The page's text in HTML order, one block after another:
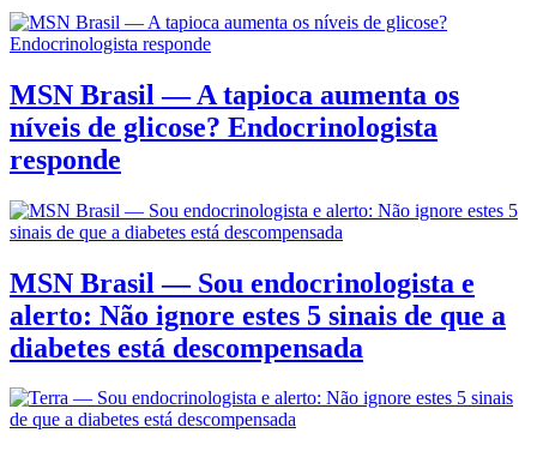
MSN Brasil — A tapioca aumenta os
níveis de glicose? Endocrinologista
responde
MSN Brasil — Sou endocrinologista e
alerto: Não ignore estes 5 sinais de que a
diabetes está descompensada